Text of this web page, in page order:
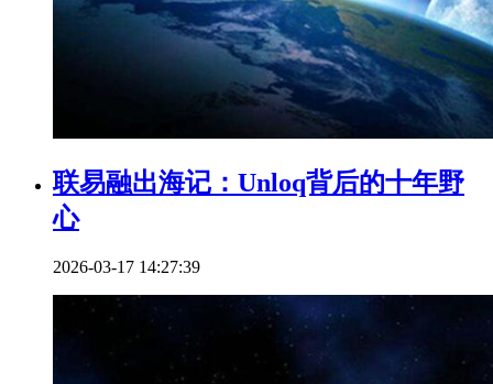
联易融出海记：Unloq背后的十年野
心
2026-03-17 14:27:39